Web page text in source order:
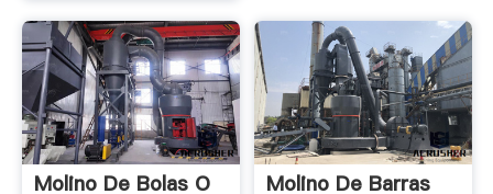
Molino De Bolas O
Molino De Barras